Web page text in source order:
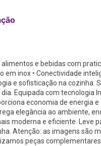
e bebidas com
em inox • Conectividade
e sofisticação na cozinha.
Equipada com tecnologia
economia de energia e
elegância ao ambiente,
moderna e eficiente. Leve
Atenção: as imagens são
peças